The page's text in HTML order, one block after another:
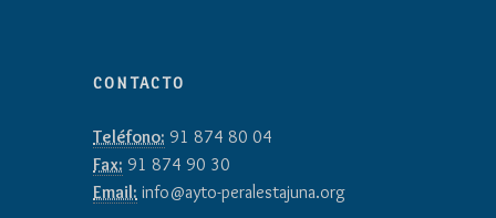
CONTACTO
Teléfono: 91 874 80 04
Fax: 91 874 90 30
Email: info@ayto-peralestajuna.org